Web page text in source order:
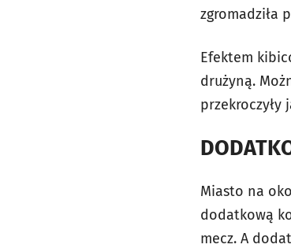
zgromadziła
Efektem
drużyną.
przekroczyły
Miasto na
dodatkową
mecz. A